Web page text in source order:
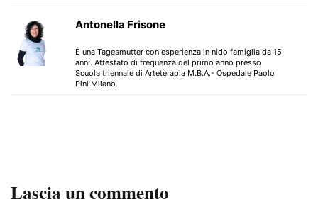
Antonella Frisone
È una Tagesmutter con esperienza in nido famiglia da 15
anni. Attestato di frequenza del primo anno presso
Scuola triennale di Arteterapia M.B.A.- Ospedale Paolo
Pini Milano.
Lascia un commento